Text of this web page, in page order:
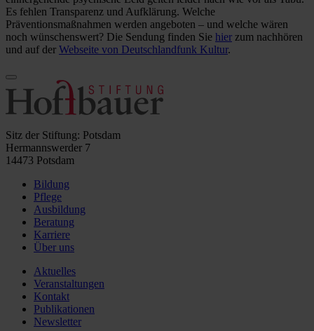
Es fehlen Transparenz und Aufklärung. Welche
Präventionsmaßnahmen werden angeboten – und welche wären
noch wünschenswert? Die Sendung finden Sie hier zum nachhören
und auf der Webseite von Deutschlandfunk Kultur.
Sitz der Stiftung: Potsdam
Hermannswerder 7
14473 Potsdam
Bildung
Pflege
Ausbildung
Beratung
Karriere
Über uns
Aktuelles
Veranstaltungen
Kontakt
Publikationen
Newsletter